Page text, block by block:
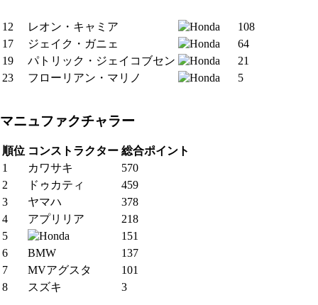
12 レオン・キャミア
108
17
ジェイク・ガニェ
64
19
パトリック・ジェイコブセン
21
23
フローリアン・マリノ 5
マニュファクチャラー
順位 コンストラクター 総合ポイント
1
カワサキ
570
2
ドゥカティ
459
3
ヤマハ
378
4
アプリリア
218
5
151
6
BMW
137
7
MVアグスタ
101
8
スズキ 3